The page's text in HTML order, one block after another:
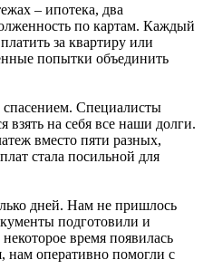
– ипотека, два
по картам. Каждый
за квартиру или
попытки объединить
Специалисты
взять на себя все наши долги.
вместо пяти разных,
стала посильной для
дней. Нам не пришлось
подготовили и
время появилась
нам оперативно помогли с